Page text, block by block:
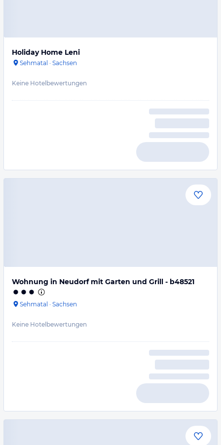
Holiday Home Leni
Sehmatal · Sachsen
Keine Hotelbewertungen
Wohnung in Neudorf mit Garten und Grill - b48521
Sehmatal · Sachsen
Keine Hotelbewertungen